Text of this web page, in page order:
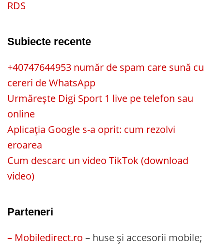
RDS
Subiecte recente
+40747644953 număr de spam care sună cu
cereri de WhatsApp
Urmărește Digi Sport 1 live pe telefon sau
online
Aplicația Google s-a oprit: cum rezolvi
eroarea
Cum descarc un video TikTok (download
video)
Parteneri
– Mobiledirect.ro – huse și accesorii mobile;